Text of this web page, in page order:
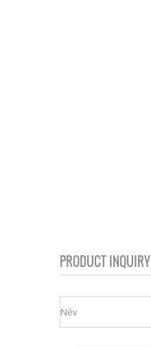
PRODUCT INQUIRY